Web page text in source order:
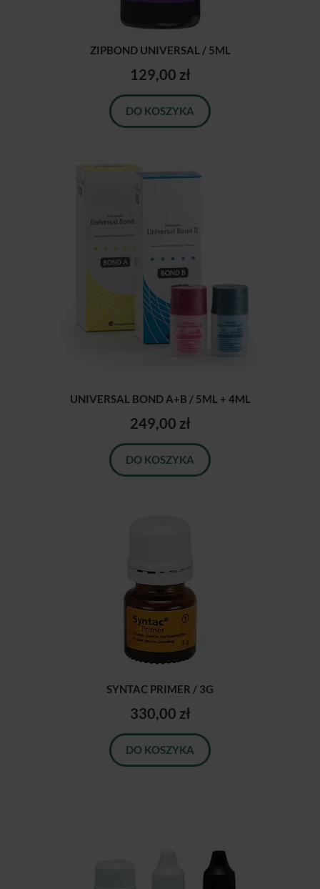
ZIPBOND UNIVERSAL / 5ML
129,00 zł
DO KOSZYKA
UNIVERSAL BOND A+B / 5ML + 4ML
249,00 zł
DO KOSZYKA
SYNTAC PRIMER / 3G
330,00 zł
DO KOSZYKA